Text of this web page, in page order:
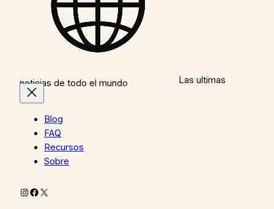
Las ultimas
noticias de todo el mundo
Blog
FAQ
Recursos
Sobre
Instagram
Facebook
X